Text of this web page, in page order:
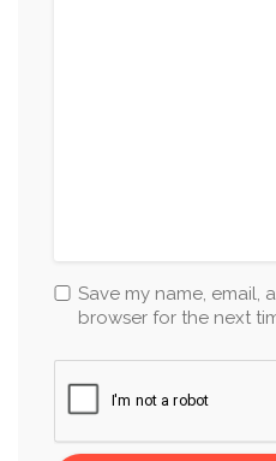
Save my name, email,
browser for the next